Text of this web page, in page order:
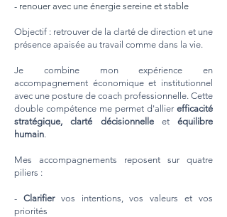
- renouer avec une énergie sereine et stable
Objectif : retrouver de la clarté de direction et une
présence apaisée au travail comme dans la vie.
Je combine mon expérience en
accompagnement économique et institutionnel
avec une posture de coach professionnelle. Cette
double compétence me permet d'allier efficacité
stratégique, clarté décisionnelle etéquilibre
humain.
Mes accompagnements reposent sur quatre
piliers :
- Clarifiervos intentions, vos valeurs et vos
priorités